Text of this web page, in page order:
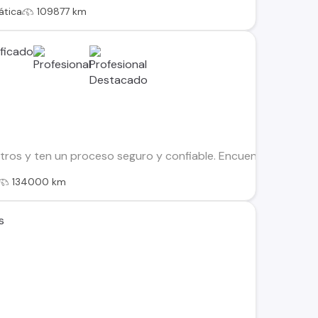
109877 km
y ten un proceso seguro y confiable. Encuentra el ideal
134000 km